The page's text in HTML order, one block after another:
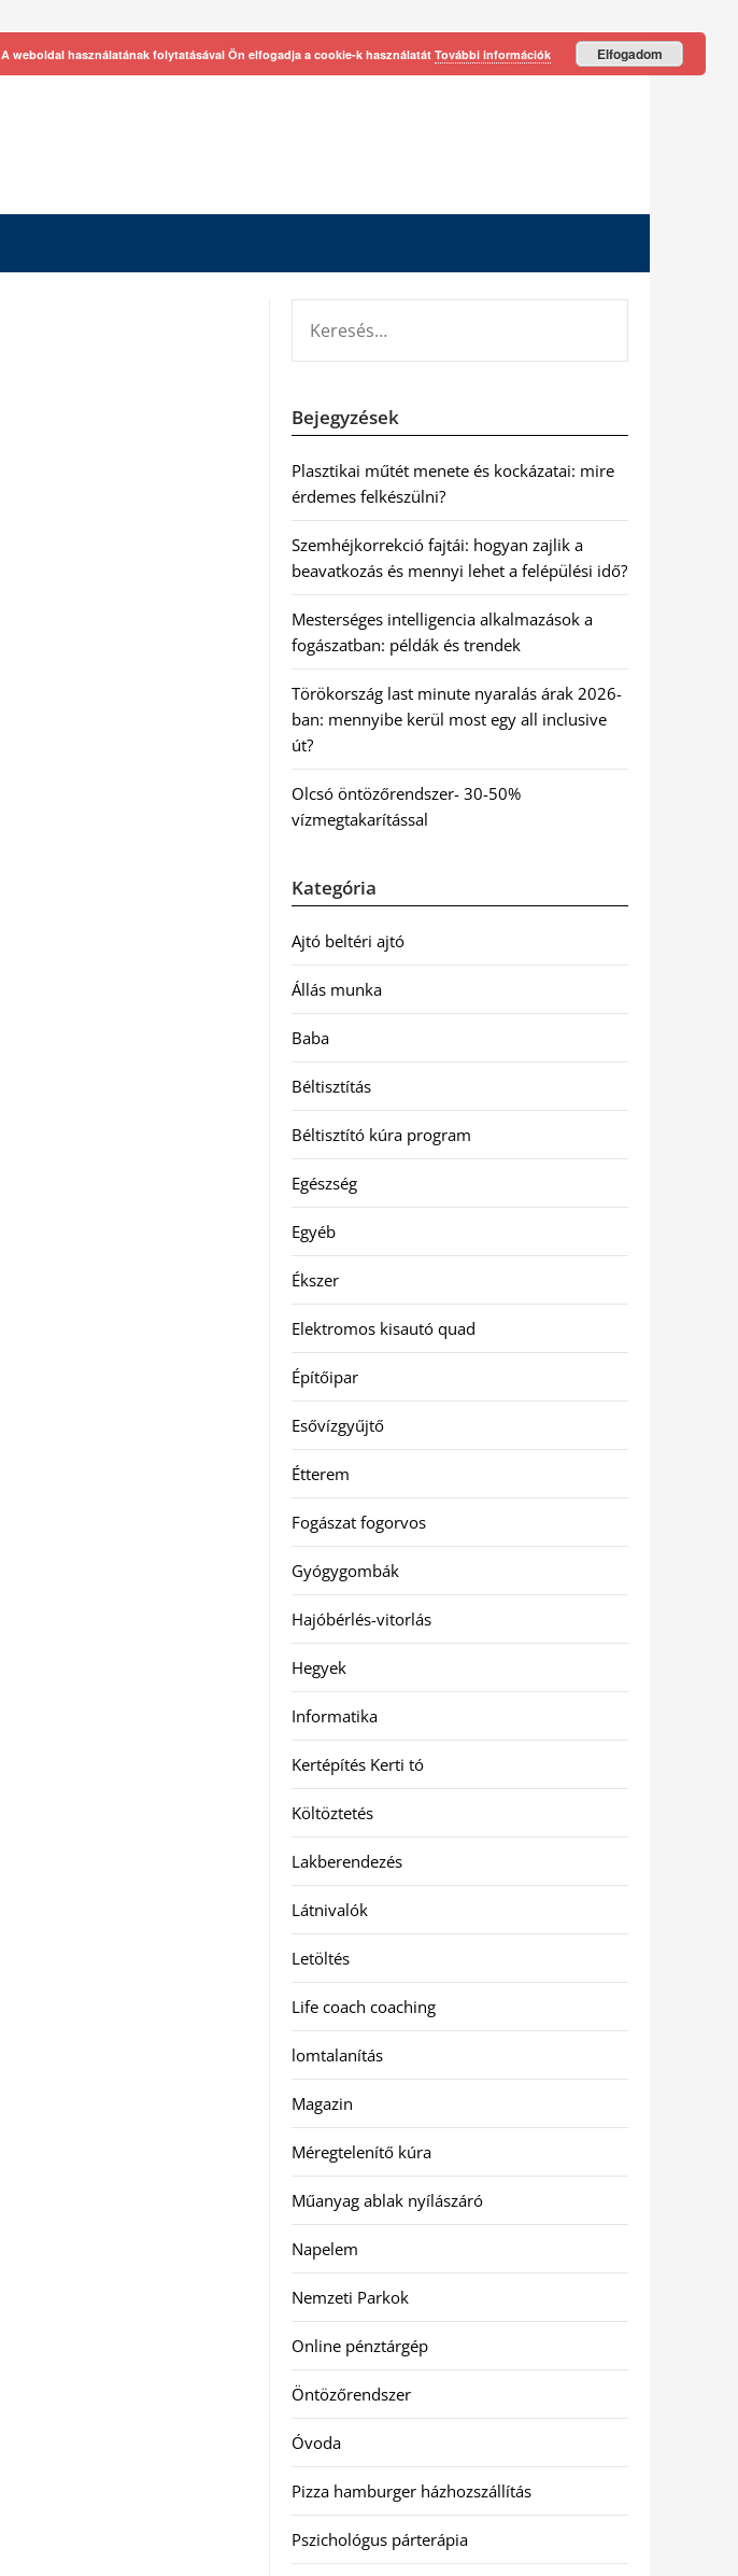
Bejegyzések
Plasztikai műtét menete és kockázatai: mire
érdemes felkészülni?
Szemhéjkorrekció fajtái: hogyan zajlik a
beavatkozás és mennyi lehet a felépülési idő?
Mesterséges intelligencia alkalmazások a
fogászatban: példák és trendek
Törökország last minute nyaralás árak 2026-
ban: mennyibe kerül most egy all inclusive
út?
Olcsó öntözőrendszer- 30-50%
vízmegtakarítással
Kategória
Ajtó beltéri ajtó
Állás munka
Baba
Béltisztítás
Béltisztító kúra program
Egészség
Egyéb
Ékszer
Elektromos kisautó quad
Építőipar
Esővízgyűjtő
Étterem
Fogászat fogorvos
Gyógygombák
Hajóbérlés-vitorlás
Hegyek
Informatika
Kertépítés Kerti tó
Költöztetés
Lakberendezés
Látnivalók
Letöltés
Life coach coaching
lomtalanítás
Magazin
Méregtelenítő kúra
Műanyag ablak nyílászáró
Napelem
Nemzeti Parkok
Online pénztárgép
Öntözőrendszer
Óvoda
Pizza hamburger házhozszállítás
Pszichológus párterápia
A weboldal használatának folytatásával Ön elfogadja a cookie-k használatát További információk Elfogadom